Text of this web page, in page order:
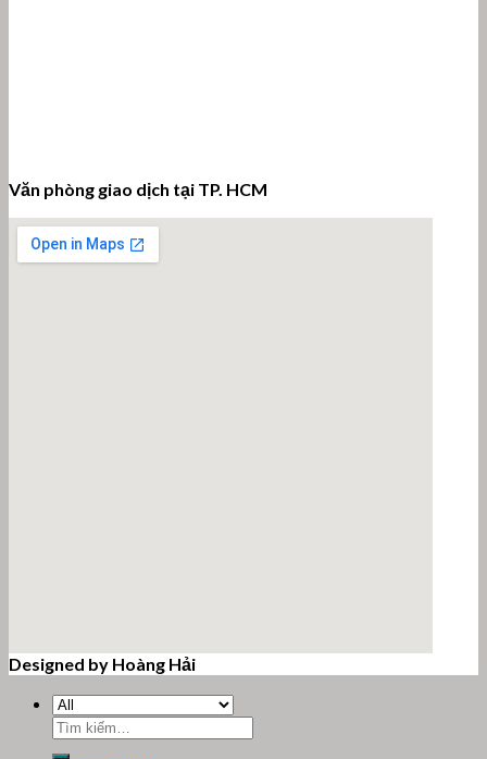
Văn phòng giao dịch tại TP. HCM
Designed by Hoàng Hải
Tìm
kiếm: